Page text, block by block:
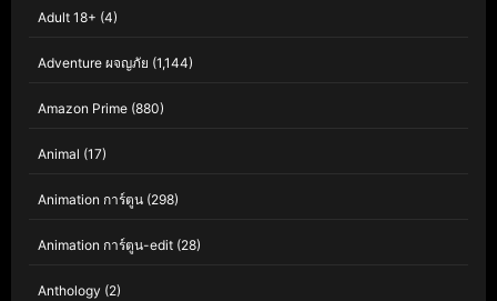
Adult 18+ (4)
Adventure ผจญภัย (1,144)
Amazon Prime (880)
Animal (17)
Animation การ์ตูน (298)
Animation การ์ตูน-edit (28)
Anthology (2)